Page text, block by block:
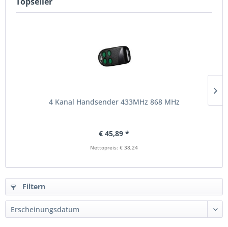
4 Kanal Handsender 433MHz 868 MHz
€ 45,89 *
Nettopreis: € 38,24
Filtern